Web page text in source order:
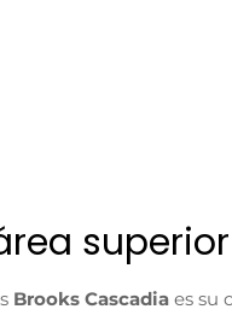
superior
Brooks Cascadia es su